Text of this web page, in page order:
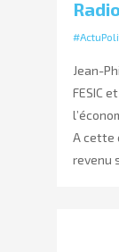
Jean-
FESIC
A cette
revenu